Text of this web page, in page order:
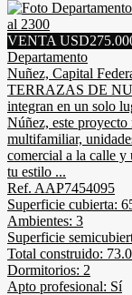
VENTA
Departamento
Nuñez, Capital
TERRAZAS DE
integran en un solo
Núñez, este
multifamiliar,
comercial a la calle y
tu estilo ...
Ref. AAP7454095
Superficie cubierta:
Ambientes: 3
Superficie
Total construido:
Dormitorios: 2
Apto profesional: Sí